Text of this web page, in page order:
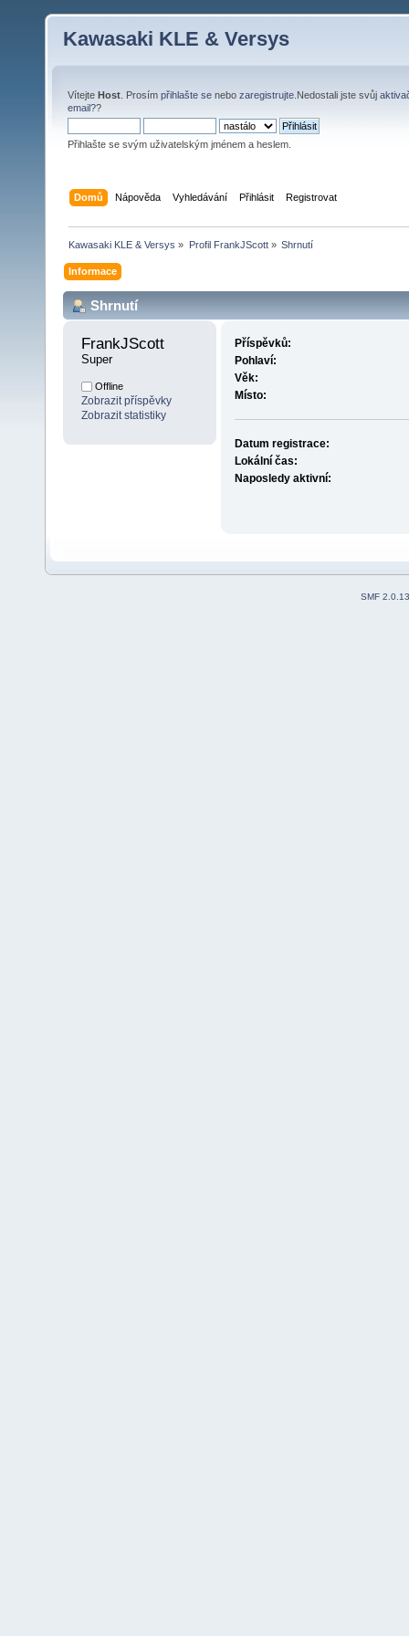
Kawasaki KLE & Versys
Vítejte Host . Prosím přihlašte se nebo zaregistrujte .Nedostali jste svůj
email??
Přihlašte se svým uživatelským jménem a heslem.
Domů Nápověda Vyhledávání Přihlásit Registrovat
Kawasaki KLE & Versys » Profil FrankJScott» Shrnutí
Informace
Shrnutí
FrankJScott
Super
Offline
Zobrazit příspěvky
Zobrazit statistiky
Příspěvků:
Pohlaví:
Věk:
Místo:
Datum registrace:
Lokální čas:
Naposledy aktivní:
SMF 2.0.13